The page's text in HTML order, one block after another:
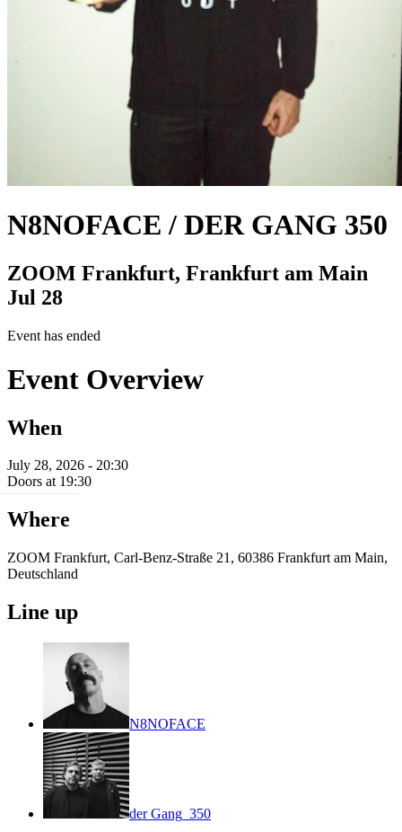
N8NOFACE / DER GANG 350
ZOOM Frankfurt, Frankfurt am Main
Jul 28
Event has ended
Event Overview
When
July 28, 2026 - 20:30
Doors at 19:30
Where
ZOOM Frankfurt, Carl-Benz-Straße 21, 60386 Frankfurt am Main,
Deutschland
Line up
N8NOFACE
der Gang_350